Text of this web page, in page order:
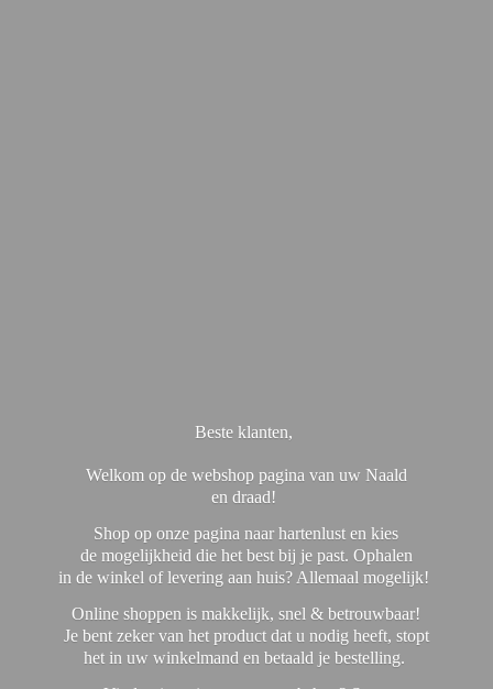
Beste klanten,
Welkom op de webshop pagina van uw Naald
en draad!
Shop op onze pagina naar hartenlust en kies
de mogelijkheid die het best bij je past. Ophalen
in de winkel of levering aan huis? Allemaal mogelijk!
Online shoppen is makkelijk, snel & betrouwbaar!
Je bent zeker van het product dat u nodig heeft, stopt
het in uw winkelmand en betaald je bestelling.